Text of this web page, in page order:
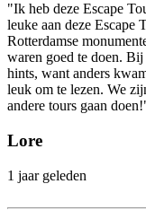
"Ik heb deze Escape
leuke aan deze Escape
Rotterdamse
waren goed te doen.
hints, want anders
leuk om te lezen. We
andere tours gaan
Lore
1 jaar geleden